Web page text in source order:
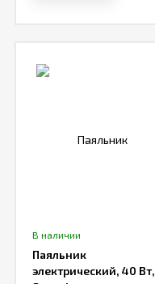
В наличии
Паяльник
электрический, 40 Вт,